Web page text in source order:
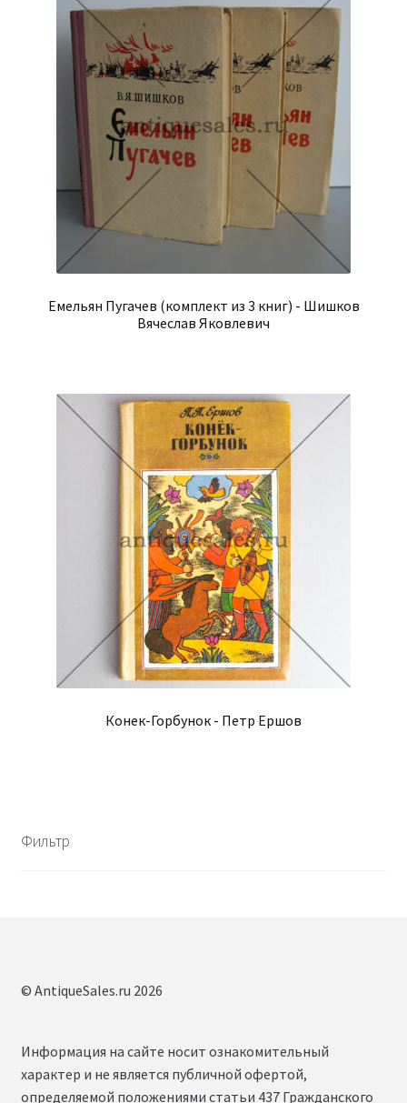
Емельян Пугачев (комплект из 3 книг) - Шишков
Вячеслав Яковлевич
Конек-Горбунок - Петр Ершов
Фильтр
© AntiqueSales.ru 2026
Информация на сайте носит ознакомительный
характер и не является публичной офертой,
определяемой положениями статьи 437 Гражданского